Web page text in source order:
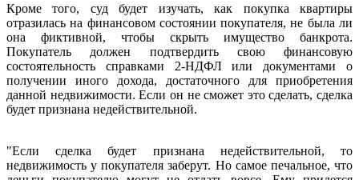
Кроме того, суд будет изучать, как покупка квартиры
отразилась на финансовом состоянии покупателя, не была ли
она фиктивной, чтобы скрыть имущество банкрота.
Покупатель должен подтвердить свою финансовую
состоятельность справками 2-НДФЛ или документами о
получении иного дохода, достаточного для приобретения
данной недвижимости. Если он не сможет это сделать, сделка
будет признана недействительной.
"Если сделка будет признана недействительной, то
недвижимость у покупателя заберут. Но самое печальное, что